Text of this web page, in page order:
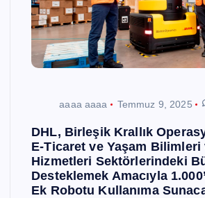
aaaa aaaa Temmuz 9, 2025
DHL, Birleşik Krallık
E-Ticaret ve Yaşam Bilimleri
Hizmetleri Sektörlerindeki
Desteklemek Amacıyla
Ek Robotu Kullanıma